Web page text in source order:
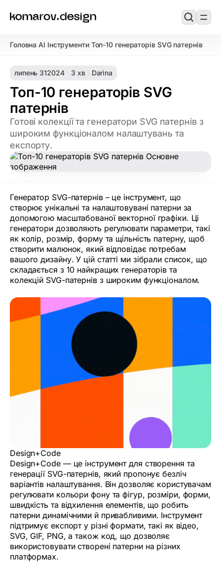
Головна/AI Інструменти/Топ-10 генераторів SVG патернів
липень 312024 3 хв Darina
Топ-10 генераторів SVG
патернів
Готові колекції та генератори SVG патернів з
широким функціоналом налаштувань та
експорту.
Генератор SVG-патернів – це інструмент, що
створює унікальні та налаштовувані патерни за
допомогою масштабованої векторної графіки. Ці
генератори дозволяють регулювати параметри, такі
як колір, розмір, форму та щільність патерну, щоб
створити малюнок, який відповідає потребам
вашого дизайну. У цій статті ми зібрали список, що
складається з 10 найкращих генераторів та
колекцій SVG-патернів з широким функціоналом.
Design+Code
Design+Code — це інструмент для створення та
генерації SVG-патернів, який пропонує безліч
варіантів налаштування. Він дозволяє користувачам
регулювати кольори фону та фігур, розміри, форми,
швидкість та відхилення елементів, що робить
патерни динамічними й привабливими. Інструмент
підтримує експорт у різні формати, такі як відео,
SVG, GIF, PNG, а також код, що дозволяє
використовувати створені патерни на різних
платформах.